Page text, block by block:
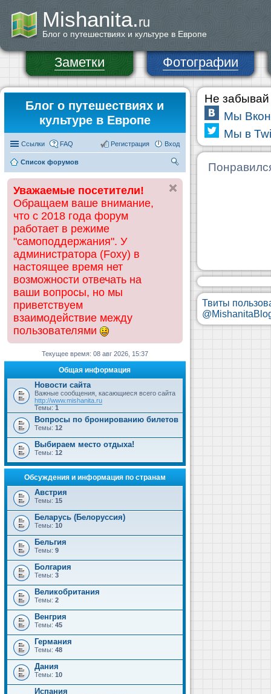
Mishanita.ru
Блог о путешествиях и культуре в Европе
Заметки Фотографии
Блог о путешествиях и
культуре в Европе
Ссылки FAQ Вход
Регистрация
Список форумов
ск
Уважаемые посетители!
Обращаем ваше внимание,
что с 2018 года форум
работает в режиме
"самоподдержания". У
администратора (Foxy) в
настоящее время нет
возможности отвечать на
ваши вопросы, но мы
приветствуем
взаимодействие между
пользователями
Текущее время: 08 авг 2026, 15:37
Общая информация
Новости сайта
Важные сообщения, касающиеся всего сайта
http://www.mishanita.ru
Темы: 1
Вопросы по бронированию билетов
Темы: 12
Выбираем место отдыха!
Темы: 12
Обсуждения и информация по странам
Австрия
Темы: 15
Беларусь (Белоруссия)
Темы: 10
Бельгия
Темы: 9
Болгария
Темы: 3
Великобритания
Темы: 2
Венгрия
Темы: 45
Германия
Темы: 48
Дания
Темы: 10
Испания
Не забывай
Мы
Мы в
Твиты